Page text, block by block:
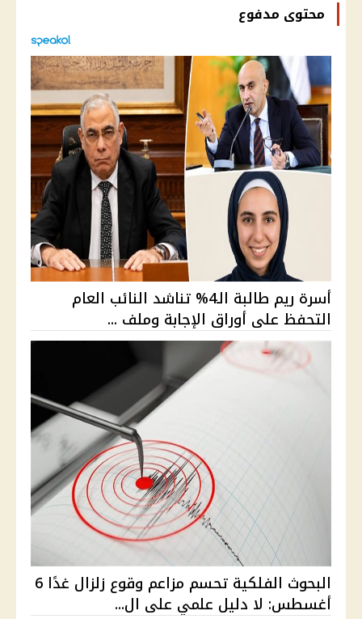
محتوى مدفوع
أسرة ريم طالبة الـ4% تناشد النائب العام
التحفظ على أوراق الإجابة وملف ...
البحوث الفلكية تحسم مزاعم وقوع زلزال غدًا 6
أغسطس: لا دليل علمي على ال...